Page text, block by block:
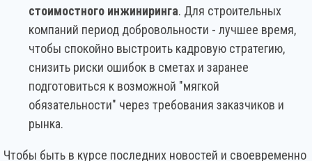
стоимостного инжиниринга. Для строительных
компаний период добровольности - лучшее время,
чтобы спокойно выстроить кадровую стратегию,
снизить риски ошибок в сметах и заранее
подготовиться к возможной "мягкой
обязательности" через требования заказчиков и
рынка.
Чтобы быть в курсе последних новостей и своевременно